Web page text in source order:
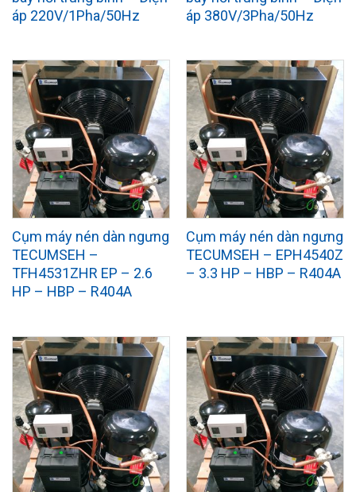
áp 220V/1Pha/50Hz
áp 380V/3Pha/50Hz
Cụm máy nén dàn ngưng
TECUMSEH –
TFH4531ZHR EP – 2.6
HP – HBP – R404A
Cụm máy nén dàn ngưng
TECUMSEH – EPH4540Z
– 3.3 HP – HBP – R404A